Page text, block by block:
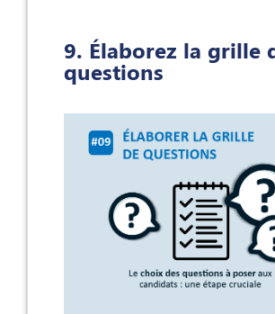
9. Élaborez la grille
questions